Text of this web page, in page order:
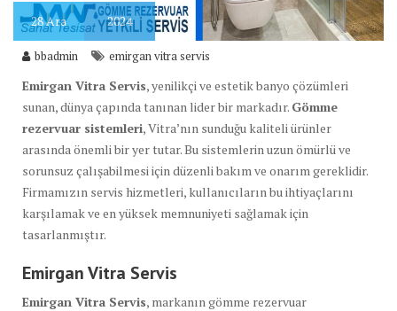
28Ara 2024
bbadmin emirgan vitra servis
Emirgan Vitra Servis, yenilikçi ve estetik banyo çözümleri
sunan, dünya çapında tanınan lider bir markadır. Gömme
rezervuar sistemleri, Vitra’nın sunduğu kaliteli ürünler
arasında önemli bir yer tutar. Bu sistemlerin uzun ömürlü ve
sorunsuz çalışabilmesi için düzenli bakım ve onarım gereklidir.
Firmamızın servis hizmetleri, kullanıcıların bu ihtiyaçlarını
karşılamak ve en yüksek memnuniyeti sağlamak için
tasarlanmıştır.
Emirgan Vitra Servis
Emirgan Vitra Servis, markanın gömme rezervuar